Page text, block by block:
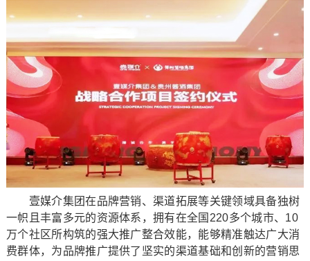
壹媒介集团在品牌营销、渠道拓展等关键领域具备独树
一帜且丰富多元的资源体系，拥有在全国220多个城市、10
万个社区所构筑的强大推广整合效能，能够精准触达广大消
费群体，为品牌推广提供了坚实的渠道基础和创新的营销思